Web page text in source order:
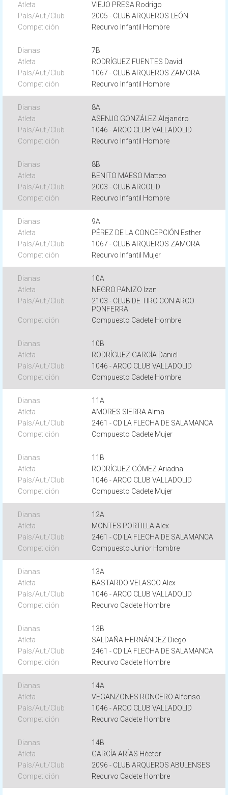
VIEJO PRESA Rodrigo
2005 - CLUB ARQUEROS LEÓN
Recurvo Infantil Hombre
7B
RODRÍGUEZ FUENTES David
1067 - CLUB ARQUEROS ZAMORA
Recurvo Infantil Hombre
8A
ASENJO GONZÁLEZ Alejandro
1046 - ARCO CLUB VALLADOLID
Recurvo Infantil Hombre
8B
BENITO MAESO Matteo
2003 - CLUB ARCOLID
Recurvo Infantil Hombre
9A
PÉREZ DE LA CONCEPCIÓN Esther
1067 - CLUB ARQUEROS ZAMORA
Recurvo Infantil Mujer
10A
NEGRO PANIZO Izan
2103 - CLUB DE TIRO CON ARCO
PONFERRA
Compuesto Cadete Hombre
10B
RODRÍGUEZ GARCÍA Daniel
1046 - ARCO CLUB VALLADOLID
Compuesto Cadete Hombre
11A
AMORES SIERRA Alma
2461 - CD LA FLECHA DE SALAMANCA
Compuesto Cadete Mujer
11B
RODRÍGUEZ GÓMEZ Ariadna
1046 - ARCO CLUB VALLADOLID
Compuesto Cadete Mujer
12A
MONTES PORTILLA Alex
2461 - CD LA FLECHA DE SALAMANCA
Compuesto Junior Hombre
13A
BASTARDO VELASCO Alex
1046 - ARCO CLUB VALLADOLID
Recurvo Cadete Hombre
13B
SALDAÑA HERNÁNDEZ Diego
2461 - CD LA FLECHA DE SALAMANCA
Recurvo Cadete Hombre
14A
VEGANZONES RONCERO Alfonso
1046 - ARCO CLUB VALLADOLID
Recurvo Cadete Hombre
14B
GARCÍA ARÍAS Héctor
2096 - CLUB ARQUEROS ABULENSES
Recurvo Cadete Hombre